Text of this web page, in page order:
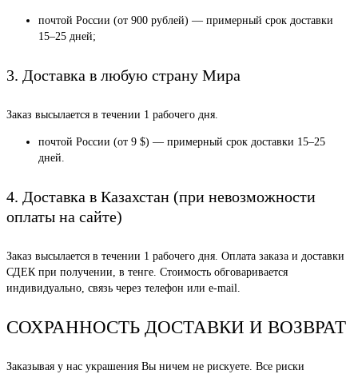
почтой России (от 900 рублей) — примерный срок доставки
15–25 дней;
3. Доставка в любую страну Мира
Заказ высылается в течении 1 рабочего дня.
почтой России (от 9 $) — примерный срок доставки 15–25
дней.
4. Доставка в Казахстан (при невозможности
оплаты на сайте)
Заказ высылается в течении 1 рабочего дня. Оплата заказа и доставки
СДЕК при получении, в тенге. Стоимость обговаривается
индивидуально, связь через телефон или e-mail.
СОХРАННОСТЬ ДОСТАВКИ И ВОЗВРАТ
Заказывая у нас украшения Вы ничем не рискуете. Все риски